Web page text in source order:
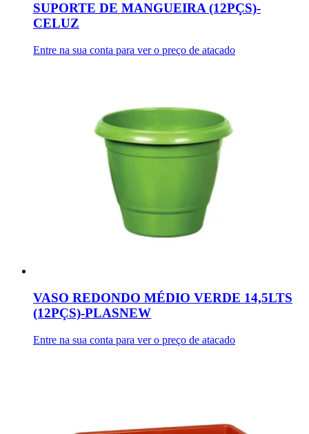
SUPORTE DE MANGUEIRA (12PÇS)-
CELUZ
Entre na sua conta para ver o preço de atacado
VASO REDONDO MÉDIO VERDE 14,5LTS
(12PÇS)-PLASNEW
Entre na sua conta para ver o preço de atacado